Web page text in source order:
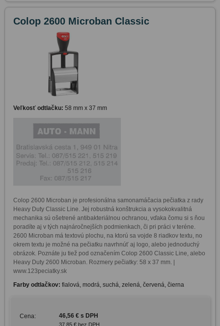
Colop 2600 Microban Classic
Veľkosť odtlačku: 58 mm x 37 mm
Colop 2600 Microban je profesionálna samonamáčacia pečiatka z rady
Heavy Duty Classic Line. Jej robustná konštrukcia a vysokokvalitná
mechanika sú ošetrené antibakteriálnou ochranou, vďaka čomu si s ňou
poradíte aj v tých najnáročnejších podmienkach, či pri práci v teréne.
2600 Microban má textovú plochu, na ktorú sa vojde 8 riadkov textu, no
okrem textu je možné na pečiatku navrhnúť aj logo, alebo jednoduchý
obrázok. Poznáte ju tiež pod označením Colop 2600 Classic Line, alebo
Heavy Duty 2600 Microban. Rozmery pečiatky: 58 x 37 mm. |
www.123peciatky.sk
Farby odtlačkov: fialová, modrá, suchá, zelená, červená, čierna
Cena: 46,56 € s DPH
37,85 € bez DPH